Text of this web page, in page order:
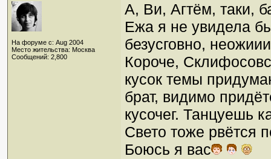
На форуме с: Aug 2004
Место жительства: Москва
Сообщений: 2,800
А, Ви, Агтём, таки,
Ежа я не увидела
безусговно,
Короче,
кусок темы
брат, видимо
кусочег. Танцуешь
Свето тоже рвётся
Боюсь я вас